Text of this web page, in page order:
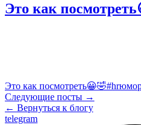
Это как
Это как
Следующие посты →
← Вернуться к блогу
telegram